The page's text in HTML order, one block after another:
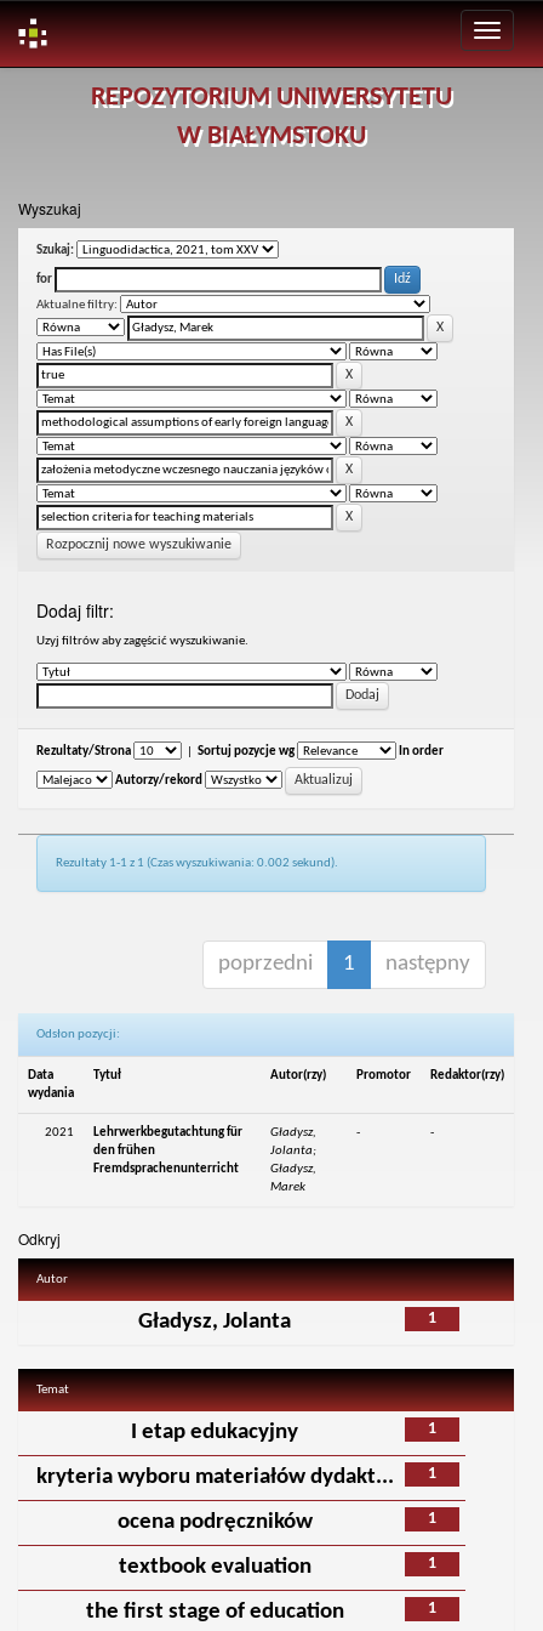
REPOZYTORIUM UNIWERSYTETU
W BIAŁYMSTOKU
Wyszukaj
Szukaj:
for
Aktualne filtry:
Rozpocznij nowe wyszukiwanie
Dodaj filtr:
Uzyj filtrów aby zagęścić wyszukiwanie.
Rezultaty/Strona Sortuj pozycje wg In order
Autorzy/rekord
Rezultaty 1-1 z 1 (Czas wyszukiwania: 0.002 sekund).
poprzedni 1 następny
Odsłon pozycji:
Data
wydania
Tytuł Autor(rzy) Promotor Redaktor(rzy)
2021
Lehrwerkbegutachtung für
den frühen
Fremdsprachenunterricht
Gładysz,
Jolanta;
Gładysz,
Marek
- -
Odkryj
Autor
1
Gładysz, Jolanta
Temat
1
I etap edukacyjny
1
kryteria wyboru materiałów dydakt...
1
ocena podręczników
1
textbook evaluation
1
the first stage of education